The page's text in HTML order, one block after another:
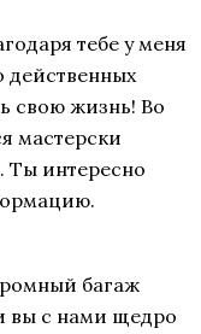
тебе у меня
действенных
свою жизнь! Во
мастерски
Ты интересно
багаж
вы с нами щедро